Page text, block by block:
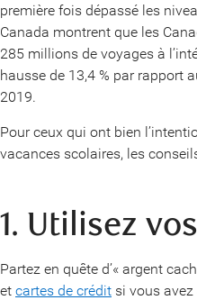
première fois dépassé les
Canada montrent que les
285 millions de voyages à
hausse de 13,4 % par rapport
2019.
Pour ceux qui ont bien
vacances scolaires, les
1. Utilisez
Partez en quête d’« argent
et cartes de crédit si vous